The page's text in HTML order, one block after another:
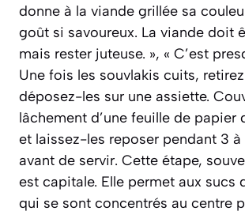
donne à la viande grillée sa
goût si savoureux. La viande doit
mais rester juteuse. », « C’est
Une fois les souvlakis cuits,
déposez-les sur une assiette.
lâchement d’une feuille de papier
et laissez-les reposer pendant 3
avant de servir. Cette étape,
est capitale. Elle permet aux sucs
qui se sont concentrés au centre